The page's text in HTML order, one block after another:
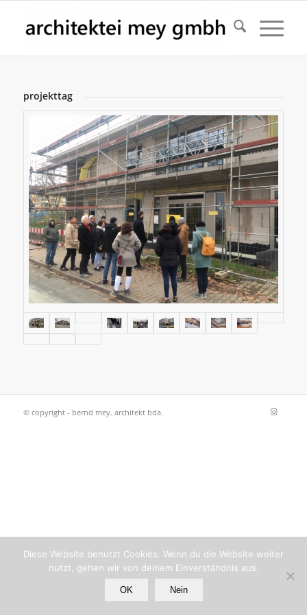
projekttag
© copyright - bernd mey. architekt bda.
Diese Website benutzt Cookies. Wenn du die Website weiter
nutzt, gehen wir von deinem Einverständnis aus.
OK Nein